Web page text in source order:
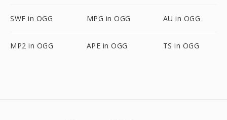
SWF in OGG MPG in OGG AU in OGG
MP2 in OGG APE in OGG TS in OGG